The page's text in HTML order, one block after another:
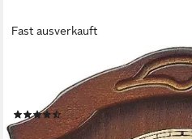
Fast ausverkauft
Pendelwanduhr W964/1
(12)
ab 177,11 € UVP199,00 €